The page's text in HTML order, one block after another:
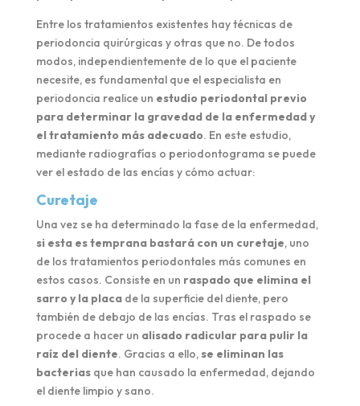
Entre los tratamientos existentes hay técnicas de
periodoncia quirúrgicas y otras que no. De todos
modos, independientemente de lo que el paciente
necesite, es fundamental que el especialista en
periodoncia realice un estudio periodontal previo
para determinar la gravedad de la enfermedad y
el tratamiento más adecuado. En este estudio,
mediante radiografías o periodontograma se puede
ver el estado de las encías y cómo actuar:
Curetaje
Una vez se ha determinado la fase de la enfermedad,
si esta es temprana bastará con un curetaje, uno
de los tratamientos periodontales más comunes en
estos casos. Consiste en un raspado que elimina el
sarro y la placade la superficie del diente, pero
también de debajo de las encías. Tras el raspado se
procede a hacer un alisado radicular para pulir la
raíz del diente. Gracias a ello,se eliminan las
bacteriasque han causado la enfermedad, dejando
el diente limpio y sano.